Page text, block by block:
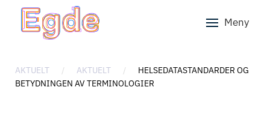
Skip to main content Meny
AKTUELT AKTUELT
HELSEDATASTANDARDER OG
BETYDNINGEN AV TERMINOLOGIER